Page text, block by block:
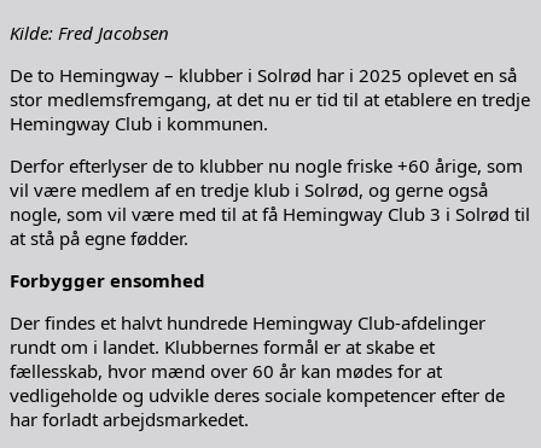
Kilde: Fred Jacobsen
De to Hemingway – klubber i Solrød har i 2025 oplevet en så
stor medlemsfremgang, at det nu er tid til at etablere en tredje
Hemingway Club i kommunen.
Derfor efterlyser de to klubber nu nogle friske +60 årige, som
vil være medlem af en tredje klub i Solrød, og gerne også
nogle, som vil være med til at få Hemingway Club 3 i Solrød til
at stå på egne fødder.
Forbygger ensomhed
Der findes et halvt hundrede Hemingway Club-afdelinger
rundt om i landet. Klubbernes formål er at skabe et
fællesskab, hvor mænd over 60 år kan mødes for at
vedligeholde og udvikle deres sociale kompetencer efter de
har forladt arbejdsmarkedet.